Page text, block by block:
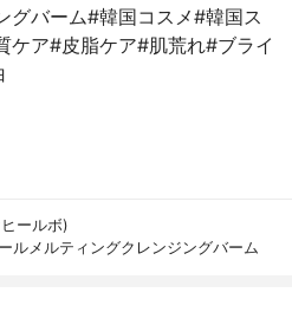
グバーム#韓国コスメ#韓国ス
ケア#皮脂ケア#肌荒れ#ブライ
ールボ)
ルメルティングクレンジングバーム